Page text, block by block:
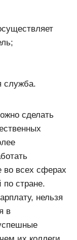
служба.
сделать
во всех сферах
стране.
нельзя
в